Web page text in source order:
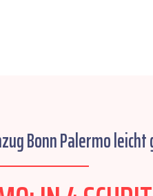
Bonn Palermo